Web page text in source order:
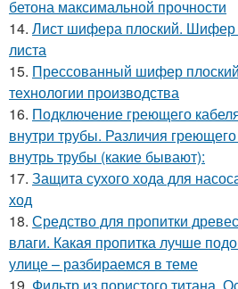
бетона максимальной прочности
14. Лист шифера плоский. Шифер
листа
15. Прессованный шифер
технологии производства
16. Подключение греющего
внутри трубы. Различия
внутрь трубы (какие бывают):
17. Защита сухого хода для
ход
18. Средство для пропитки
влаги. Какая пропитка лучше
улице – разбираемся в теме
19. Фильтр из пористого титана.